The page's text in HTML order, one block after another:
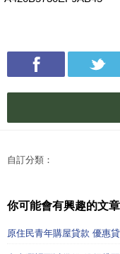
自訂分類：
你可能會有興趣的文章
原住民青年購屋貸款 優惠